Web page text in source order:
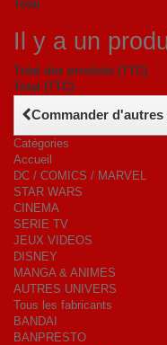
Total
Il y a un
Total des produits (TTC)
Total (TTC)
Commander
Catégories
Accueil
DC / COMICS / MARVEL
STAR WARS
CINEMA
SERIE TV
JEUX VIDEOS
DISNEY
MANGA & ANIMES
AUTRES UNIVERS
Tous les fabricants
BANDAI
BANPRESTO